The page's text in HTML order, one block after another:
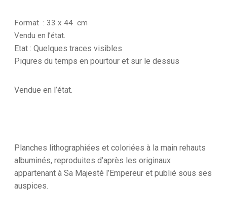
De
Moltzheim
-
Uniforme
-
Historique
-
Second
Empire
Format : 33 x 44 cm
Vendu en l’état.
Etat : Quelques traces visibles
Piqures du temps en pourtour et sur le dessus
Vendue en l’état.
Planches lithographiées et coloriées à la main rehauts
albuminés, reproduites d’après les originaux
appartenant à Sa Majesté l’Empereur et publié sous ses
auspices.